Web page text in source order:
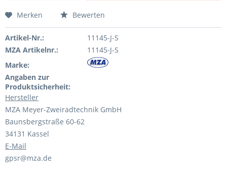
Merken Bewerten
Artikel-Nr.:
11145-J-S
MZA Artikelnr.:
11145-J-S
Marke:
Angaben zur
Produktsicherheit:
Hersteller
MZA Meyer-Zweiradtechnik GmbH
Baunsbergstraße 60-62
34131 Kassel
E-Mail
gpsr@mza.de